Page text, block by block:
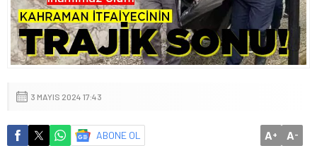
3 MAYIS 2024 17:43
ABONE OL A+ A-